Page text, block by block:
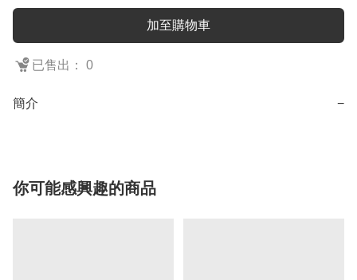
加至購物車
已售出： 0
簡介 −
你可能感興趣的商品